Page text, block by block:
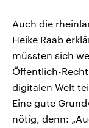
Auch die
Heike Raab
müssten sich
Öffentlich-
digitalen Welt
Eine gute
nötig, denn: